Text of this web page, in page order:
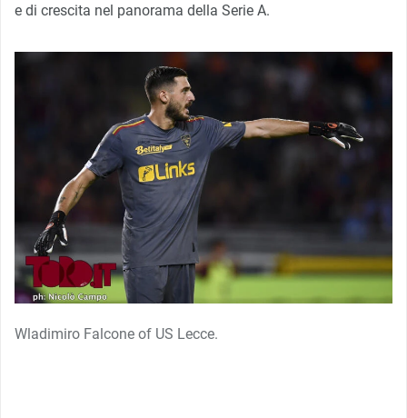
e di crescita nel panorama della Serie A.
Wladimiro Falcone of US Lecce.